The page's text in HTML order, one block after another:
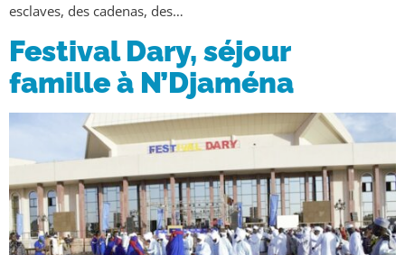
esclaves, des cadenas, des…
Festival Dary, séjour
famille à N’Djaména